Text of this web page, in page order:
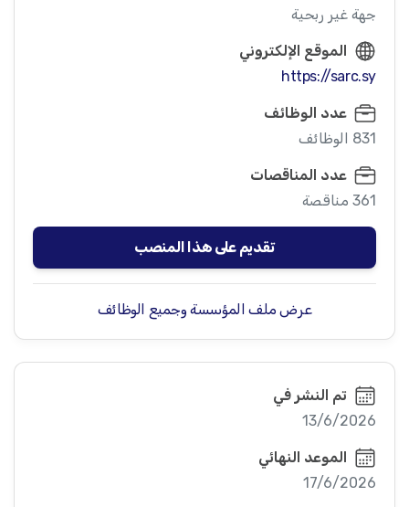
جهة غير ربحية
الموقع الإلكتروني
https://sarc.sy
عدد الوظائف
831 الوظائف
عدد المناقصات
361 مناقصة
تقديم على هذا المنصب
عرض ملف المؤسسة وجميع الوظائف
تم النشر في
13/6/2026
الموعد النهائي
17/6/2026